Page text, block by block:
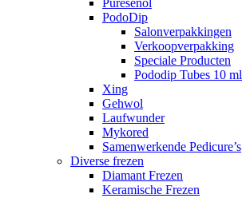
PodoDip
Salonverpakkingen
Verkoopverpakking
Speciale Producten
Pododip Tubes 10 ml
Xing
Gehwol
Laufwunder
Mykored
Samenwerkende Pedicure’s
Diverse frezen
Diamant Frezen
Keramische Frezen